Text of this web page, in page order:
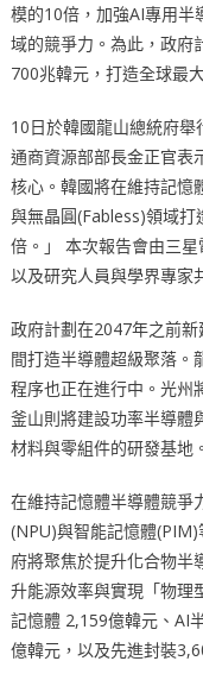
模的10倍，加強AI專用半
域的競爭力。為此，政府
700兆韓元，打造全球最
10日於韓國龍山總統府
通商資源部部長金正官表
核心。韓國將在維持記憶
與無晶圓(Fabless)領域
倍。」 本次報告會由三
以及研究人員與學界專家
政府計劃在2047年之前
間打造半導體超級聚落。
程序也正在進行中。光州
釜山則將建設功率半導體
材料與零組件的研發基地。
在維持記憶體半導體競爭
(NPU)與智能記憶體
府將聚焦於提升化合物半
升能源效率與實現「物理
記憶體 2,159億韓元、AI
億韓元，以及先進封裝